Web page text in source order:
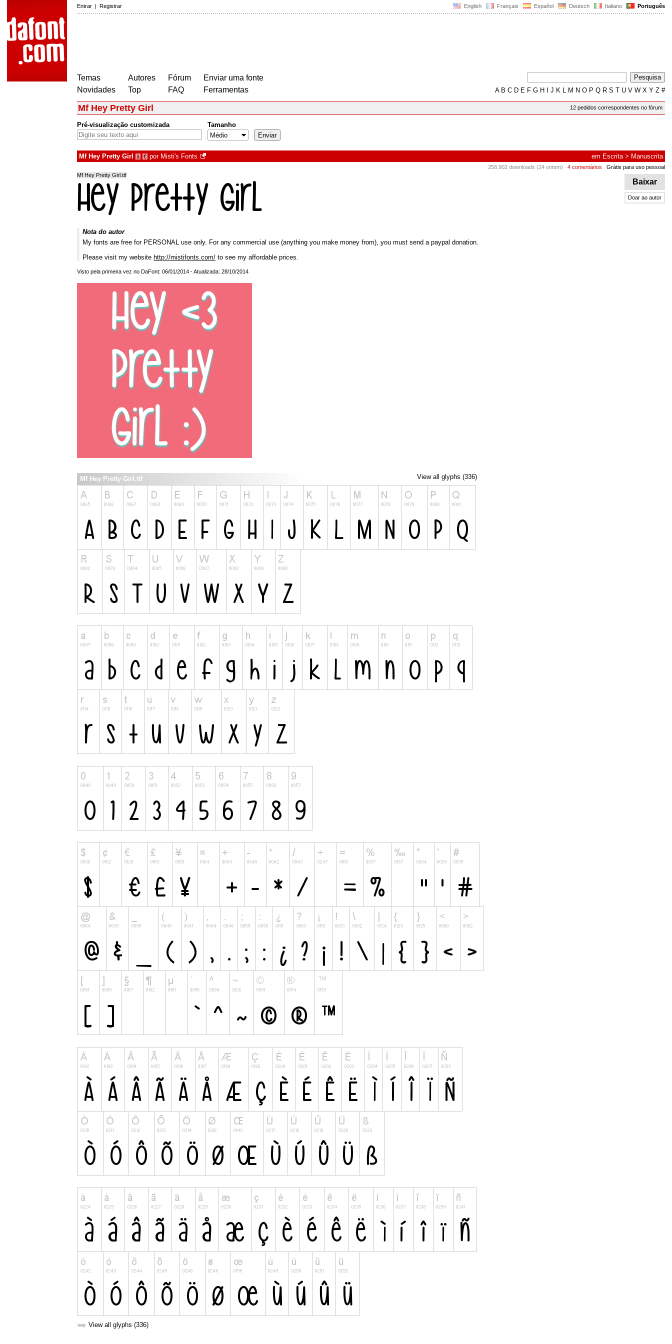
English Français Español Deutsch Italiano Português
Entrar | Registrar
Temas
Novidades
Autores
Top
Fórum
FAQ
Enviar uma fonte
Ferramentas
AB C D E F G H J K L M N O P Q R S T U V W X Y Z #
12 pedidos correspondentes no fórum
Mf Hey Pretty Girl
Pré-visualização customizada Tamanho
Mf Hey Pretty Girl à € por Misti's Fonts em Escrita> Manuscrita
258.902 downloads (24 ontem) 4 comentários Grátis para uso pessoal
Baixar
Doar ao autor
Mf Hey Pretty Girl.ttf
Nota do autor
My fonts are free for PERSONAL use only. For any commercial use (anything you make money from), you must send a paypal donation.
Please visit my website http://mistifonts.com/ to see my affordable prices.
Visto pela primeira vez no DaFont: 06/01/2014 - Atualizada: 28/10/2014
View all glyphs (336)
Mf Hey Pretty Girl.ttf
➥ View all glyphs (336)